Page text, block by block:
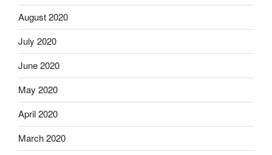
August 2020
July 2020
June 2020
May 2020
April 2020
March 2020